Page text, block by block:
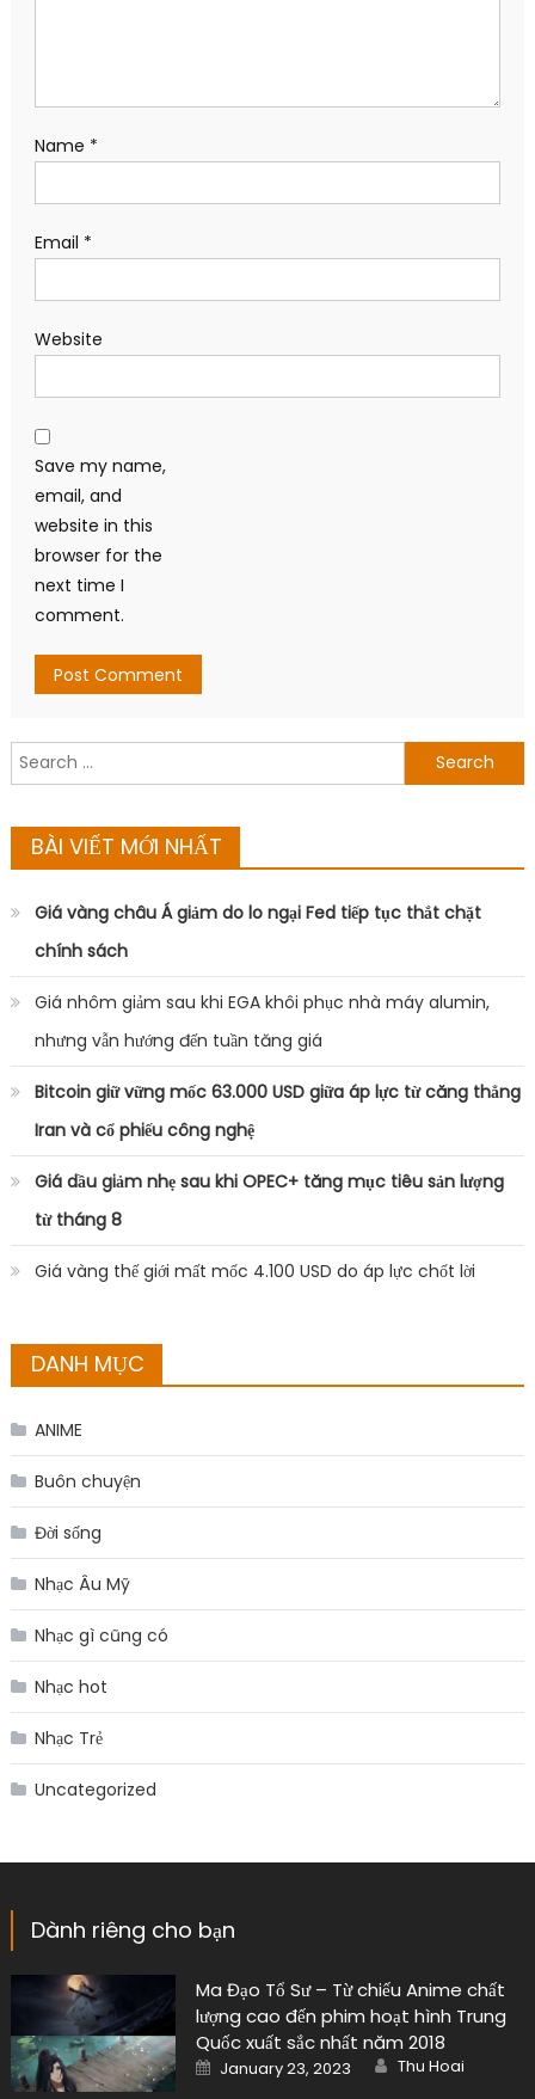
Name *
Email *
Website
Save my name,
email, and
website in this
browser for the
next time I
comment.
Search
for:
BÀI VIẾT MỚI NHẤT
Giá vàng châu Á giảm do lo ngại Fed tiếp tục thắt chặt
chính sách
Giá nhôm giảm sau khi EGA khôi phục nhà máy alumin,
nhưng vẫn hướng đến tuần tăng giá
Bitcoin giữ vững mốc 63.000 USD giữa áp lực từ căng thẳng
Iran và cổ phiếu công nghệ
Giá dầu giảm nhẹ sau khi OPEC+ tăng mục tiêu sản lượng
từ tháng 8
Giá vàng thế giới mất mốc 4.100 USD do áp lực chốt lời
DANH MỤC
ANIME
Buôn chuyện
Đời sống
Nhạc Âu Mỹ
Nhạc gì cũng có
Nhạc hot
Nhạc Trẻ
Uncategorized
Dành riêng cho bạn
Ma Đạo Tổ Sư – Từ chiếu Anime chất
lượng cao đến phim hoạt hình Trung
Quốc xuất sắc nhất năm 2018
Posted
on
January 23, 2023 Author
Thu Hoai